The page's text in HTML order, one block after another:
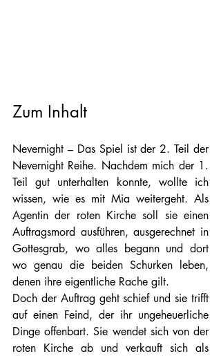
Zum Inhalt
Nevernight – Das Spiel ist der 2. Teil der
Nevernight Reihe. Nachdem mich der 1.
Teil gut unterhalten konnte, wollte ich
wissen, wie es mit Mia weitergeht. Als
Agentin der roten Kirche soll sie einen
Auftragsmord ausführen, ausgerechnet in
Gottesgrab, wo alles begann und dort
wo genau die beiden Schurken leben,
denen ihre eigentliche Rache gilt.
Doch der Auftrag geht schief und sie trifft
auf einen Feind, der ihr ungeheuerliche
Dinge offenbart. Sie wendet sich von der
roten Kirche ab und verkauft sich als